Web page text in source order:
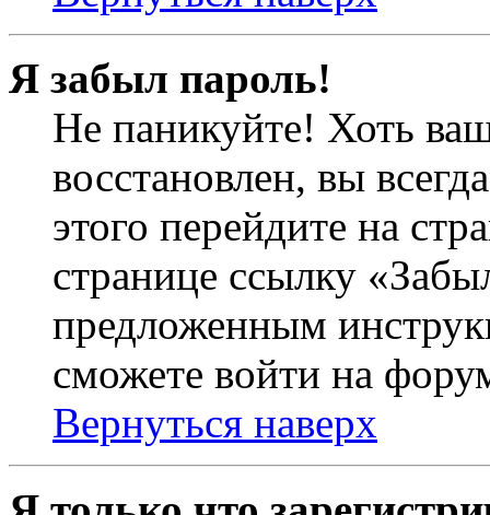
Я забыл пароль!
Не паникуйте! Хоть
восстановлен, вы
этого перейдите на
странице ссылку
предложенным
сможете войти на
Вернуться наверх